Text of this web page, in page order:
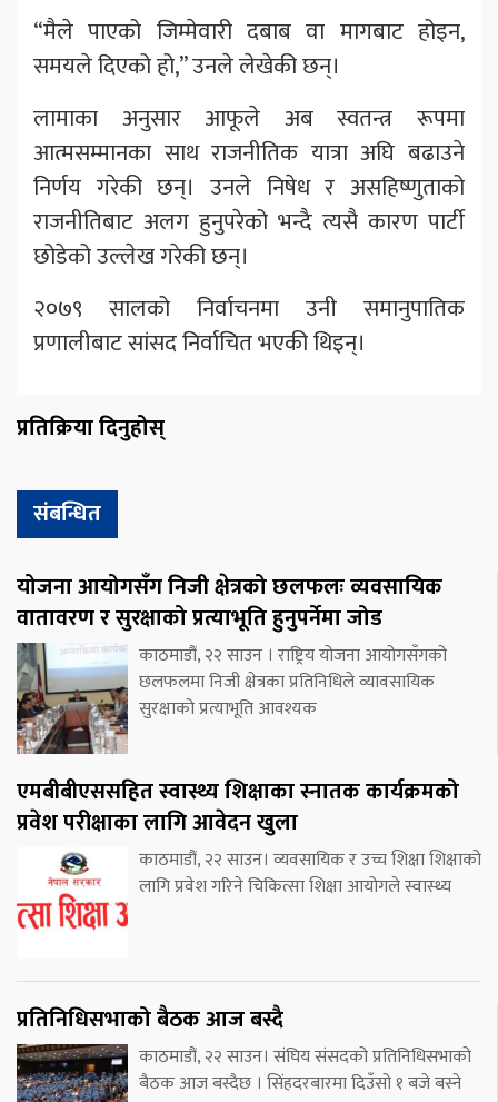
“मैले पाएको जिम्मेवारी दबाब वा मागबाट होइन,
समयले दिएको हो,” उनले लेखेकी छन्।
लामाका अनुसार आफूले अब स्वतन्त्र रूपमा
आत्मसम्मानका साथ राजनीतिक यात्रा अघि बढाउने
निर्णय गरेकी छन्। उनले निषेध र असहिष्णुताको
राजनीतिबाट अलग हुनुपरेको भन्दै त्यसै कारण पार्टी
छोडेको उल्लेख गरेकी छन्।
२०७९ सालको निर्वाचनमा उनी समानुपातिक
प्रणालीबाट सांसद निर्वाचित भएकी थिइन्।
प्रतिक्रिया दिनुहोस्
संबन्धित
योजना आयोगसँग निजी क्षेत्रको छलफलः व्यवसायिक
वातावरण र सुरक्षाको प्रत्याभूति हुनुपर्नेमा जोड
काठमाडौं, २२ साउन । राष्ट्रिय योजना आयोगसँगको
छलफलमा निजी क्षेत्रका प्रतिनिधिले व्यावसायिक
सुरक्षाको प्रत्याभूति आवश्यक
एमबीबीएससहित स्वास्थ्य शिक्षाका स्नातक कार्यक्रमको
प्रवेश परीक्षाका लागि आवेदन खुला
काठमाडौं, २२ साउन। व्यवसायिक र उच्च शिक्षा शिक्षाको
लागि प्रवेश गरिने चिकित्सा शिक्षा आयोगले स्वास्थ्य
प्रतिनिधिसभाको बैठक आज बस्दै
काठमाडौं, २२ साउन। संघिय संसदको प्रतिनिधिसभाको
बैठक आज बस्दैछ । सिंहदरबारमा दिउँसो १ बजे बस्ने